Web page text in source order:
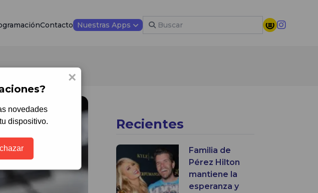
Contacto Nuestras Apps
Recientes
Familia de
Pérez Hilton
mantiene la
esperanza y
×
novedades
dispositivo.